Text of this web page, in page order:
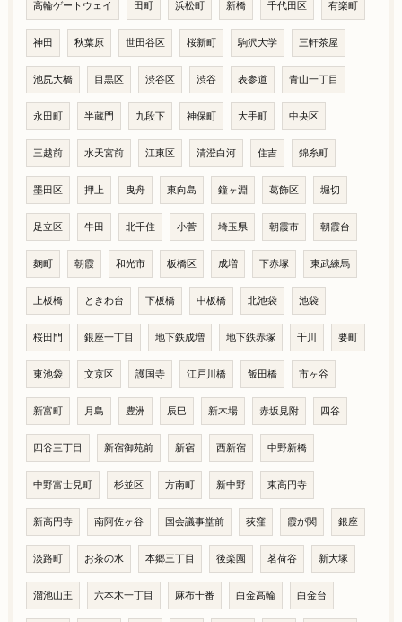
高輪ゲートウェイ 田町 浜松町 新橋 千代田区 有楽町
神田 秋葉原 世田谷区 桜新町 駒沢大学 三軒茶屋
池尻大橋 目黒区 渋谷区 渋谷 表参道 青山一丁目
永田町 半蔵門 九段下 神保町 大手町 中央区
三越前 水天宮前 江東区 清澄白河 住吉 錦糸町
墨田区 押上 曳舟 東向島 鐘ヶ淵 葛飾区 堀切
足立区 牛田 北千住 小菅 埼玉県 朝霞市 朝霞台
麹町 朝霞 和光市 板橋区 成増 下赤塚 東武練馬
上板橋 ときわ台 下板橋 中板橋 北池袋 池袋
桜田門 銀座一丁目 地下鉄成増 地下鉄赤塚 千川 要町
東池袋 文京区 護国寺 江戸川橋 飯田橋 市ヶ谷
新富町 月島 豊洲 辰巳 新木場 赤坂見附 四谷
四谷三丁目 新宿御苑前 新宿 西新宿 中野新橋
中野富士見町 杉並区 方南町 新中野 東高円寺
新高円寺 南阿佐ヶ谷 国会議事堂前 荻窪 霞が関 銀座
淡路町 お茶の水 本郷三丁目 後楽園 茗荷谷 新大塚
溜池山王 六本木一丁目 麻布十番 白金高輪 白金台